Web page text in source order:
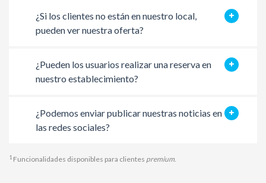
¿Si los clientes no están en nuestro local,
pueden ver nuestra oferta?
¿Pueden los usuarios realizar una reserva en
nuestro establecimiento?
¿Podemos enviar publicar nuestras noticias en
las redes sociales?
1 Funcionalidades disponibles para clientes premium.